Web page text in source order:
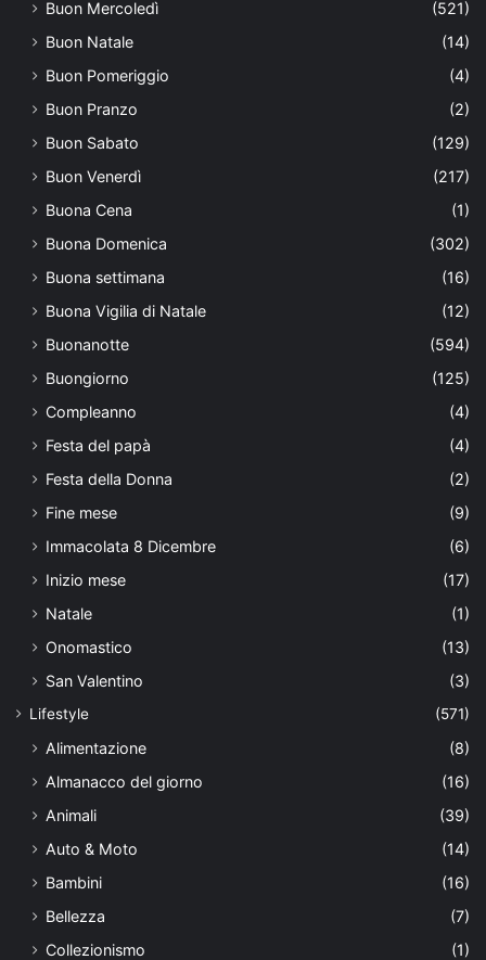
Buon Mercoledì
(521)
Buon Natale
(14)
Buon Pomeriggio
(4)
Buon Pranzo
(2)
Buon Sabato
(129)
Buon Venerdì
(217)
Buona Cena
(1)
Buona Domenica
(302)
Buona settimana
(16)
Buona Vigilia di Natale
(12)
Buonanotte
(594)
Buongiorno
(125)
Compleanno
(4)
Festa del papà
(4)
Festa della Donna
(2)
Fine mese
(9)
Immacolata 8 Dicembre
(6)
Inizio mese
(17)
Natale
(1)
Onomastico
(13)
San Valentino
(3)
Lifestyle (571)
Alimentazione
(8)
Almanacco del giorno
(16)
Animali
(39)
Auto & Moto
(14)
Bambini
(16)
Bellezza
(7)
Collezionismo
(1)